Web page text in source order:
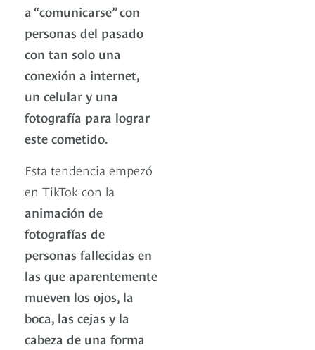
a “comunicarse” con
personas del pasado
con tan solo una
conexión a internet,
un celular y una
fotografía para lograr
este cometido.
Esta tendencia empezó
en TikTok con la
animación de
fotografías de
personas fallecidas en
las que aparentemente
mueven los ojos, la
boca, las cejas y la
cabeza de una forma